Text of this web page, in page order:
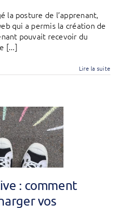
la posture de l’apprenant,
qui a permis la création de
pouvait recevoir du
[...]
Lire la suite
: comment
vos